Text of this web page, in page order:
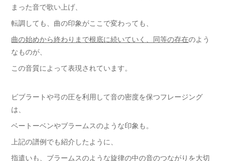
まった音で歌い上げ、
転調しても、曲の印象がここで変わっても、
曲の始めから終わりまで根底に続いていく、同等の存在のよう
なものが、
この音質によって表現されています。
ビブラートや弓の圧を利用して音の密度を保つフレージング
は、
ベートーベンやブラームスのような印象も。
上記の譜例でも紹介したように、
指遣いも、ブラームスのような旋律の中の音のつながりを大切